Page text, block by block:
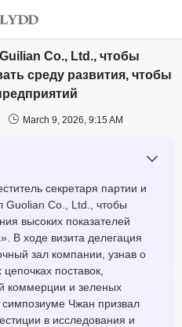
Co., Ltd., чтобы
среду развития, чтобы
 March 9, 2026, 9:15 AM
секретаря партии и
Guolian Co., Ltd., чтобы
высоких показателей
В ходе визита делегация
зал компании, узнав о
поставок,
коммерции и зеленых
Чжан призвал
в исследования и